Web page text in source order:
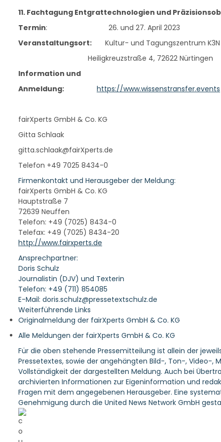
11. Fachtagung Entgrattechnologien und
Termin: 26. und 27. April 2023
Veranstaltungsort: Kultur- und Tagungszentrum K3N
Heiligkreuzstraße 4, 72622 Nürtingen
Information und
Anmeldung: https://www.wissenstransfer.events
fairXperts GmbH & Co. KG
Gitta Schlaak
gitta.schlaak@fairXperts.de
Telefon +49 7025 8434-0
Firmenkontakt und Herausgeber der Meldung:
fairXperts GmbH & Co. KG
Hauptstraße 7
72639 Neuffen
Telefon: +49 (7025) 8434-0
Telefax: +49 (7025) 8434-20
http://www.fairxperts.de
Ansprechpartner:
Doris Schulz
Journalistin (DJV) und Texterin
Telefon: +49 (711) 854085
E-Mail: doris.schulz@pressetextschulz.de
Weiterführende Links
Originalmeldung der fairXperts GmbH & Co. KG
Alle Meldungen der fairXperts GmbH & Co. KG
Für die oben stehende Pressemitteilung ist allein der
Pressetextes, sowie der angehängten Bild-, Ton-, Video-
Vollständigkeit der dargestellten Meldung. Auch bei
archivierten Informationen zur Eigeninformation und
Fragen mit dem angegebenen Herausgeber. Eine
Genehmigung durch die United News Network GmbH